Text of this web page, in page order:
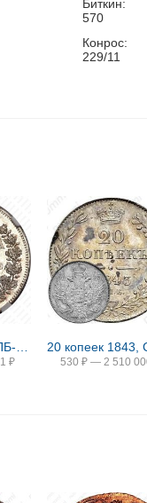
Биткин:
570
Конрос:
229/11
₽ 530 ₽ — 2 510